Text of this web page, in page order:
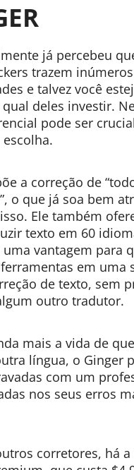
já percebeu
trazem
e talvez você
deles investir.
pode ser
escolha.
a correção de
o que já soa bem
Ele também
texto em 60
uma vantagem para
em uma
de texto, sem
outro tradutor.
mais a vida de
língua, o Ginger
com um
nos seus erros
corretores, há a